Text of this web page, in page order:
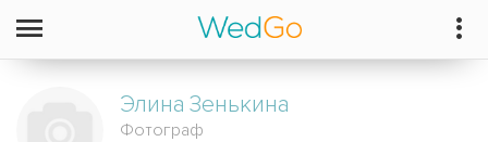
Элина Зенькина
Фотограф